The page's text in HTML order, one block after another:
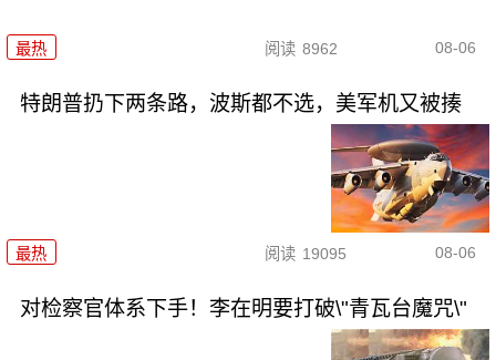
最热 阅读 8962 08-06
特朗普扔下两条路，波斯都不选，美军机又被揍
最热 阅读 19095 08-06
对检察官体系下手！李在明要打破\"青瓦台魔咒\"